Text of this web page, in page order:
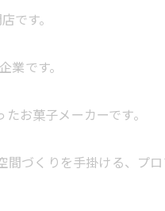
です。
です。
お菓子メーカーです。
空間づくりを手掛ける、